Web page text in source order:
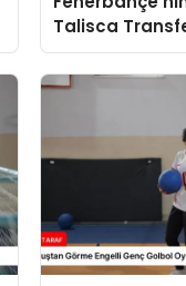
Talisca
Gelişmeler